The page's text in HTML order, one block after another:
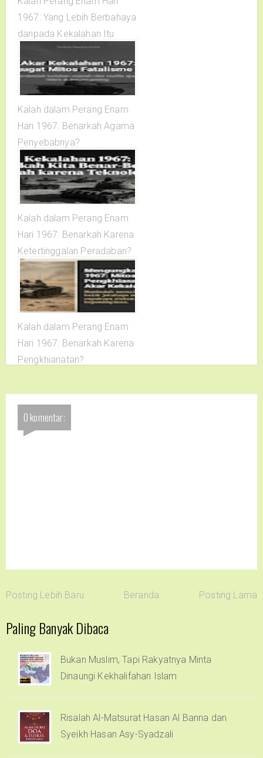
1967: Yang Lebih Berbahaya
daripada Kekalahan Itu
Kalah dalam Perang Enam
Hari 1967: Benarkah Agama
Penyebabnya?
Kalah dalam Perang Enam
Hari 1967: Benarkah Karena
Ketertinggalan Peradaban?
Kalah dalam Perang Enam
Hari 1967: Benarkah Karena
Pengkhianatan?
0 komentar:
Posting Lebih Baru Beranda Posting Lama
Paling Banyak Dibaca
Bukan Muslim, Tapi Rakyatnya Minta
Dinaungi Kekhalifahan Islam
Risalah Al-Matsurat Hasan Al Banna dan
Syeikh Hasan Asy-Syadzali